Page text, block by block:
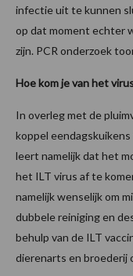
infectie uit te kunnen
op dat moment echter
zijn. PCR onderzoek
Hoe kom je van het
In overleg met de
koppel
leert namelijk dat het
het ILT virus af te
namelijk wenselijk om
dubbele reiniging en
behulp van de ILT
dierenarts en broederij